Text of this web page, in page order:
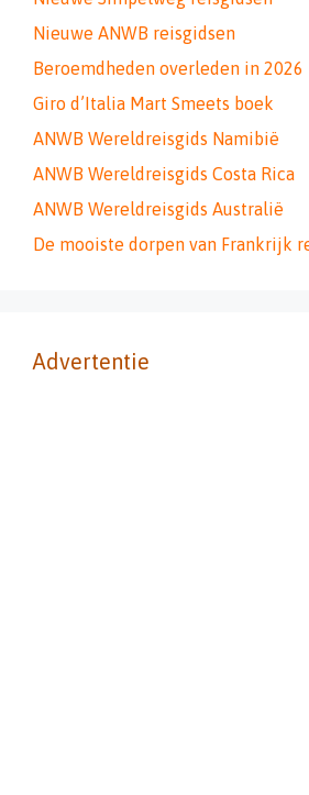
Nieuwe ANWB reisgidsen
Beroemdheden overleden in 2026
Giro d’Italia Mart Smeets boek
ANWB Wereldreisgids Namibië
ANWB Wereldreisgids Costa Rica
ANWB Wereldreisgids Australië
De mooiste dorpen van Frankrijk
Advertentie